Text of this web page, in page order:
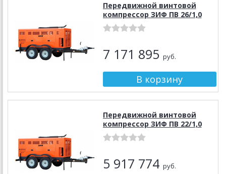
Передвижной винтовой
компрессор ЗИФ ПВ 26/1,0
7 171 895 руб.
Передвижной винтовой
компрессор ЗИФ ПВ 22/1,0
5 917 774 руб.